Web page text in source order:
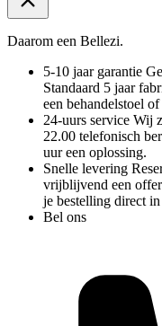
Daarom een Bellezi.
5-10 jaar garantie
Standaard 5 jaar
een behandelstoel
24-uurs service Wij
22.00 telefonisch
uur een oplossing.
Snelle levering
vrijblijvend een
je bestelling direct
Bel ons